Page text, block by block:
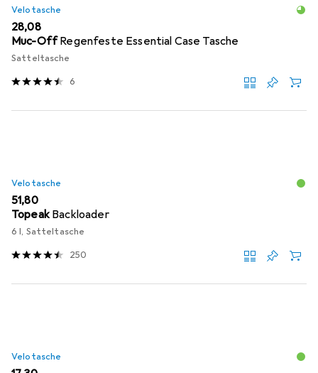
Velotasche
EUR
28,08
Muc-OffRegenfeste Essential Case Tasche
Satteltasche
6
Velotasche
EUR
51,80
Topeak Backloader
6 l, Satteltasche
250
Velotasche